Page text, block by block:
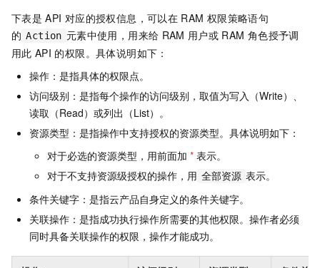
下表是 API 对应的授权信息，可以在 RAM 权限策略语句
的 Action 元素中使用，用来给 RAM 用户或 RAM 角色授予调
用此 API 的权限。具体说明如下：
操作：是指具体的权限点。
访问级别：是指每个操作的访问级别，取值为写入（Write）、
读取（Read）或列出（List）。
资源类型：是指操作中支持授权的资源类型。具体说明如下：
对于必选的资源类型，用前面加 * 表示。
对于不支持资源级授权的操作，用 全部资源 表示。
条件关键字：是指云产品自身定义的条件关键字。
关联操作：是指成功执行操作所需要的其他权限。操作者必须
同时具备关联操作的权限，操作才能成功。